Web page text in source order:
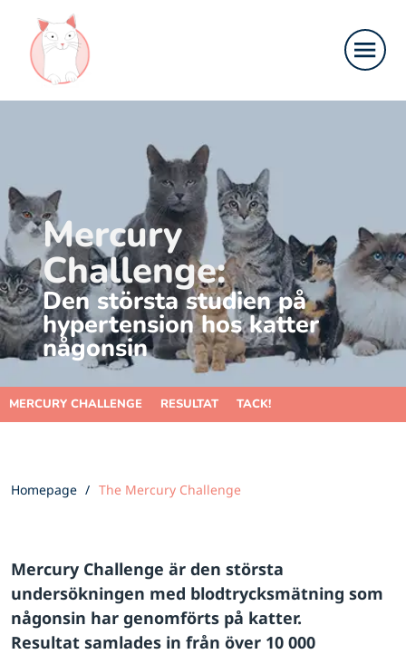
Mercury
Challenge:
Den största studien på
hypertension hos katter
någonsin
MERCURY CHALLENGE RESULTAT TACK!
Homepage The Mercury Challenge
Mercury Challenge är den största
undersökningen med blodtrycksmätning som
någonsin har genomförts på katter.
Resultat samlades in från över 10 000